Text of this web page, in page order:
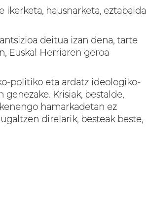
hausnarketa, eztabaida
deitua izan dena, tarte
Euskal Herriaren geroa
politiko eta ardatz ideologiko-
Krisiak, bestalde,
hamarkadetan ez
direlarik, besteak beste,